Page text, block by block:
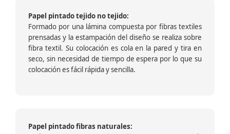
Papel pintado tejido no tejido:
Formado por una lámina compuesta por fibras textiles
prensadas y la estampación del diseño se realiza sobre
fibra textil. Su colocación es cola en la pared y tira en
seco, sin necesidad de tiempo de espera por lo que su
colocación es fácil rápida y sencilla.
Papel pintado fibras naturales: